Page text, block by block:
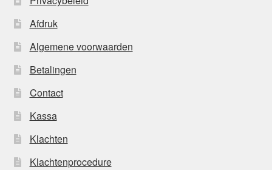
Afdruk
Algemene voorwaarden
Betalingen
Contact
Kassa
Klachten
Klachtenprocedure